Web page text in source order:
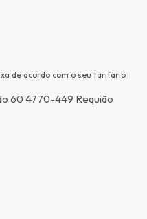
de acordo com o seu tarifário
60 4770-449 Requião